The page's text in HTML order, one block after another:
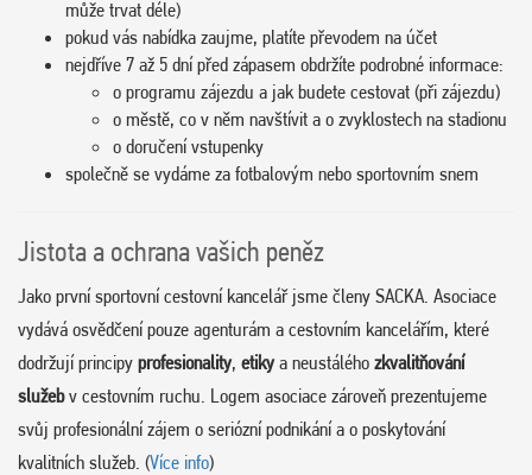
může trvat déle)
pokud vás nabídka zaujme, platíte převodem na účet
nejdříve 7 až 5 dní před zápasem obdržíte podrobné informace:
o programu zájezdu a jak budete cestovat (při zájezdu)
o městě, co v něm navštívit a o zvyklostech na stadionu
o doručení vstupenky
společně se vydáme za fotbalovým nebo sportovním snem
Jistota a ochrana vašich peněz
Jako první sportovní cestovní kancelář jsme členy SACKA. Asociace
vydává osvědčení pouze agenturám a cestovním kancelářím, které
dodržují principy profesionality, etikya neustálého zkvalitňování
služebv cestovním ruchu. Logem asociace zároveň prezentujeme
svůj profesionální zájem o seriózní podnikání a o poskytování
kvalitních služeb. (Více info)